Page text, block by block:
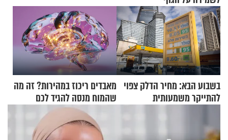
בשבוע הבא: מחיר הדלק צפוי
להתייקר משמעותית
מאבדים ריכוז במהירות? זה מה
שהמוח מנסה להגיד לכם